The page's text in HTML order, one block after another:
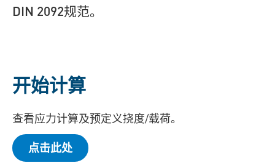
DIN 2092规范。
开始计算
查看应力计算及预定义挠度/载荷。
点击此处